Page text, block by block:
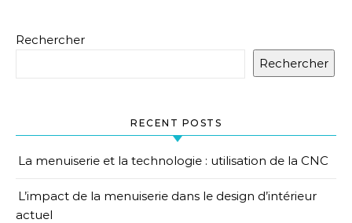
Rechercher
Rechercher
RECENT POSTS
La menuiserie et la technologie : utilisation de la CNC
L’impact de la menuiserie dans le design d’intérieur
actuel